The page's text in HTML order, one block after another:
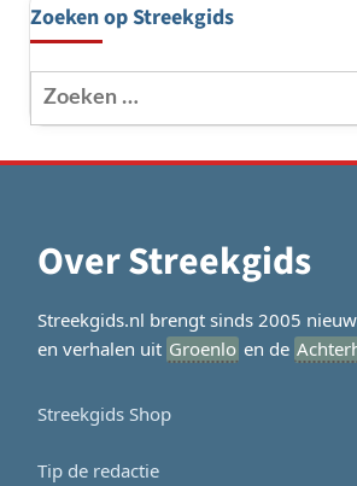
Zoeken op Streekgids
Zoeken
naar:
Over Streekgids
Streekgids.nl brengt sinds 2005
en verhalen uit Groenlo en de
Streekgids Shop
Tip de redactie